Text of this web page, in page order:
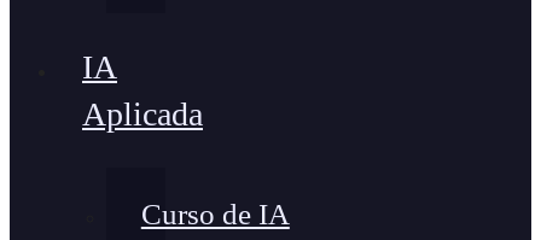
IA
Aplicada
Curso de IA